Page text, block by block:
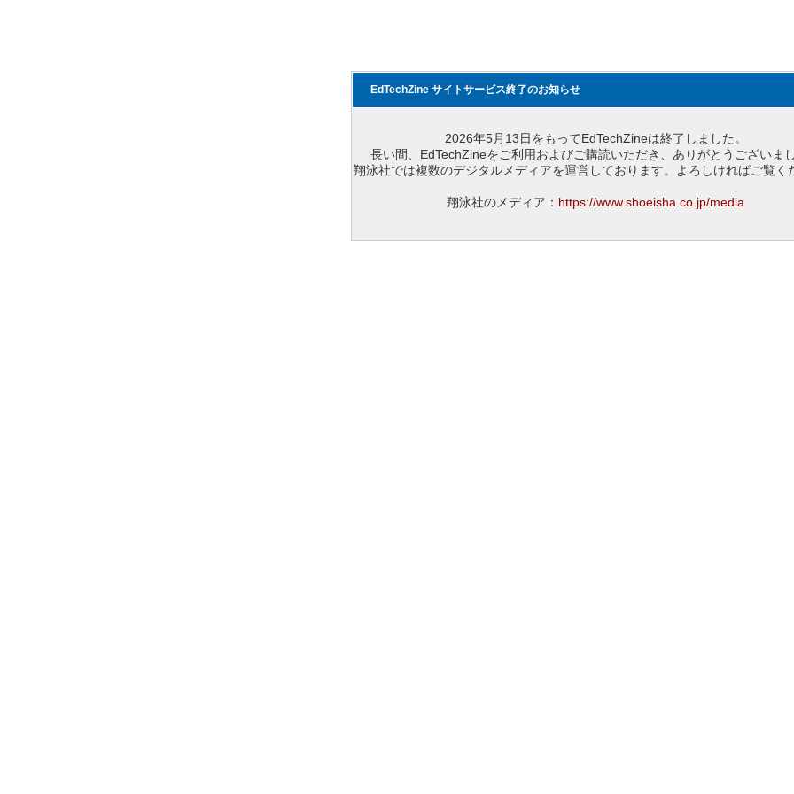
EdTechZine サイトサービス終了のお知らせ
2026年5月13日をもってEdTechZineは終了しました。
長い間、EdTechZineをご利用およびご購読いただき、ありがとうございまし
翔泳社では複数のデジタルメディアを運営しております。よろしければご覧く
翔泳社のメディア： https://www.shoeisha.co.jp/media